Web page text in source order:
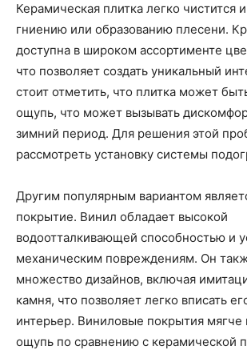
Керамическая плитка легко чистится
гниению или образованию плесени.
доступна в широком ассортименте
что позволяет создать уникальный
стоит отметить, что плитка может
ощупь, что может вызывать
зимний период. Для решения этой
рассмотреть установку системы
Другим популярным вариантом
покрытие. Винил обладает высокой
водоотталкивающей способностью и
механическим повреждениям. Он
множество дизайнов, включая
камня, что позволяет легко вписать
интерьер. Виниловые покрытия мягче
ощупь по сравнению с керамической